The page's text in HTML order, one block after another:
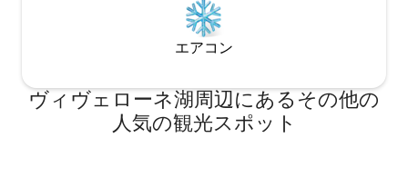
エアコン
ヴィヴェローネ湖⁠周⁠辺⁠に⁠あ⁠るそ⁠の⁠他⁠の
人⁠気⁠の観⁠光⁠ス⁠ポ⁠ッ⁠ト